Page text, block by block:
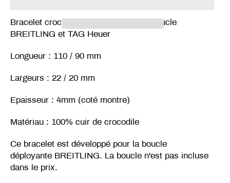
Bracelet crocodile 22/20 mm pour la boucle
BREITLING et TAG Heuer
Longueur : 110 / 90 mm
Largeurs : 22 / 20 mm
Epaisseur : 4mm (coté montre)
Matériau : 100% cuir de crocodile
Ce bracelet est développé pour la boucle
déployante BREITLING. La boucle n'est pas incluse
dans le prix.